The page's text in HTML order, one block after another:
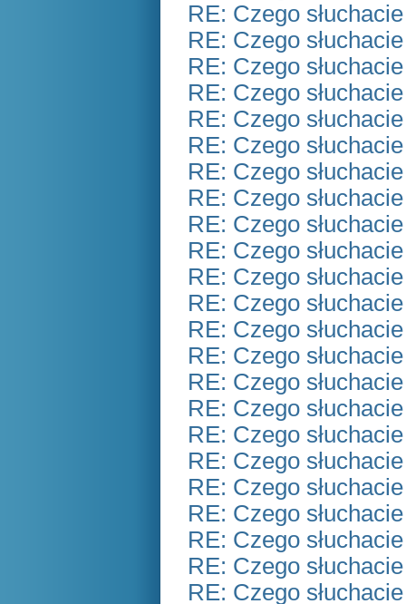
RE: Czego
RE: Czego
RE: Czego
RE: Czego
RE: Czego
RE: Czego
RE: Czego
RE: Czego
RE: Czego
RE: Czego
RE: Czego
RE: Czego
RE: Czego
RE: Czego
RE: Czego
RE: Czego
RE: Czego
RE: Czego
RE: Czego
RE: Czego
RE: Czego
RE: Czego
RE: Czego